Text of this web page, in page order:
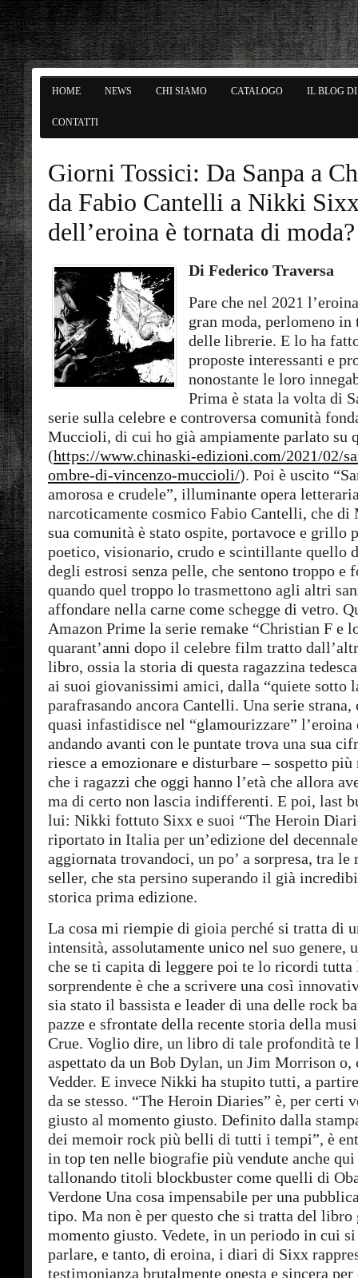
HOME NEWS CHI SIAMO CATALOGO IL BLOG
CONTATTI
Giorni Tossici: Da Sanpa a
da Fabio Cantelli a Nikki
dell’eroina è tornata di moda?
Di Federico Traversa
Pare che nel 2021
gran moda, perlomeno
delle librerie. E lo ha
proposte interessanti e
nonostante le loro
Prima è stata la volta di
serie sulla celebre e controversa comunità
Muccioli, di cui ho già ampiamente parlato su
(https://www.chinaski-edizioni.com/2021/02/
ombre-di-vincenzo-muccioli/). Poi è uscito
amorosa e crudele”, illuminante opera
narcoticamente cosmico Fabio Cantelli, che
sua comunità è stato ospite, portavoce e grillo
poetico, visionario, crudo e scintillante quello
degli estrosi senza pelle, che sentono troppo e
quando quel troppo lo trasmettono agli altri
affondare nella carne come schegge di vetro.
Amazon Prime la serie remake “Christian F e
quarant’anni dopo il celebre film tratto
libro, ossia la storia di questa ragazzina
ai suoi giovanissimi amici, dalla “quiete sotto
parafrasando ancora Cantelli. Una serie
quasi infastidisce nel “glamourizzare”
andando avanti con le puntate trova una sua
riesce a emozionare e disturbare – sospetto
che i ragazzi che oggi hanno l’età che allora
ma di certo non lascia indifferenti. E poi, last
lui: Nikki fottuto Sixx e suoi “The Heroin
riportato in Italia per un’edizione del
aggiornata trovandoci, un po’ a sorpresa, tra le
seller, che sta persino superando il già
storica prima edizione.
La cosa mi riempie di gioia perché si tratta di
intensità, assolutamente unico nel suo genere,
che se ti capita di leggere poi te lo ricordi
sorprendente è che a scrivere una così
sia stato il bassista e leader di una delle rock
pazze e sfrontate della recente storia della
Crue. Voglio dire, un libro di tale profondità te
aspettato da un Bob Dylan, un Jim Morrison o,
Vedder. E invece Nikki ha stupito tutti, a
da se stesso. “The Heroin Diaries” è, per certi
giusto al momento giusto. Definito dalla
dei memoir rock più belli di tutti i tempi”, è
in top ten nelle biografie più vendute anche
tallonando titoli blockbuster come quelli di
Verdone Una cosa impensabile per una
tipo. Ma non è per questo che si tratta del libro
momento giusto. Vedete, in un periodo in cui
parlare, e tanto, di eroina, i diari di Sixx
testimonianza brutalmente onesta e sincera